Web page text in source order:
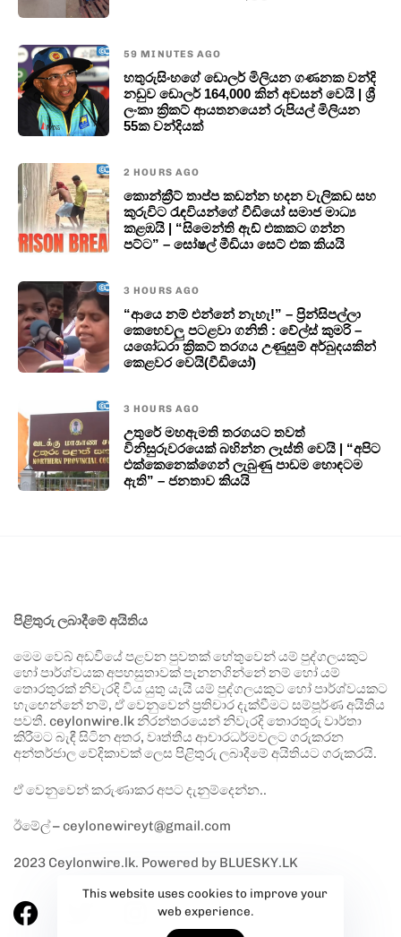
59 MINUTES AGO
හතුරුසිංහගේ ඩොලර් මිලියන ගණනක වන්දි
නඩුව ඩොලර් 164,000 කින් අවසන් වෙයි | ශ්‍රී
ලංකා ක්‍රිකට් ආයතනයෙන් රුපියල් මිලියන
55ක වන්දියක්
2 HOURS AGO
කොන්ක්‍රීට් තාප්ප කඩන්න හදන වැලිකඩ සහ
කුරුවිට රැඳවියන්ගේ වීඩියෝ සමාජ මාධ්‍ය
කළඹයි | “සිමෙන්ති ඇඩ් එකකට ගන්න
පට්ට” – සෝෂල් මීඩියා සෙට් එක කියයි
3 HOURS AGO
“ආයෙ නම් එන්නේ නැහැ!” – ප්‍රින්සිපල්ලා
කෙහෙවලු පටළවා ගනිති : වේල්ස් කුමරි –
යශෝධරා ක්‍රිකට් තරගය උණුසුම් අර්බුදයකින්
කෙළවර වෙයි(වීඩියෝ)
3 HOURS AGO
උතුරේ මහඇමති තරගයට තවත්
විනිසුරුවරයෙක් බහින්න ලෑස්ති වෙයි | “අපිට
එක්කෙනෙක්ගෙන් ලැබුණු පාඩම හොඳටම
ඇති” – ජනතාව කියයි
පිළිතුරු ලබාදීමේ අයිතිය
මෙම වෙබ් අඩවියේ පළවන පුවතක් හේතුවෙන් යම් පුද්ගලයකුට
හෝ පාර්ශ්වයක අපහසුතාවක් පැනනගින්නේ නම් හෝ යම්
තොරතුරක් නිවැරදි විය යුතු යැයි යම් පුද්ගලයකුට හෝ පාර්ශ්වයකට
හැඟෙන්නේ නම්, ඒ වෙනුවෙන් ප්‍රතිචාර දැක්වීමට සම්පූර්ණ අයිතිය
පවතී. ceylonwire.lk නිරන්තරයෙන් නිවැරදි තොරතුරු වාර්තා
කිරීමට බැඳී සිටින අතර, වෘත්තීය ආචාරධර්මවලට ගරුකරන
අන්තර්ජාල වේදිකාවක් ලෙස පිළිතුරු ලබාදීමේ අයිතියට ගරුකරයි.
ඒ වෙනුවෙන් කරුණාකර අපට දැනුම්දෙන්න..
ඊමේල් – ceylonewireyt@gmail.com
2023 Ceylonwire.lk. Powered by BLUESKY.LK
This website uses cookies to improve your
web experience.